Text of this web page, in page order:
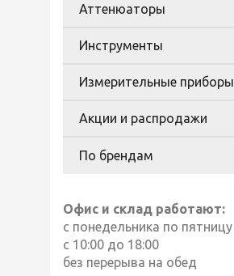
Аттенюаторы
Инструменты
Измерительные приборы
Акции и распродажи
По брендам
Офис и склад работают:
с понедельника по пятницу
с 10:00 до 18:00
без перерыва на обед